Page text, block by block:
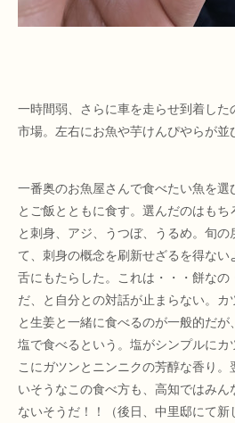
一時間弱、さらに車を走らせ到着し
市場。左右にお魚や芋けんぴやらが並
一番奥のお魚屋さんで食べたい魚を
とご飯とともに食す。選んだのはも
と刺身、アジ、うつぼ、うるめ。旬
て、刺身の概念を刷新せざるを得な
舌にもたらした。これは・・・餅な
だ、と自分との対話が止まらない。
と生姜と一緒に食べるのが一般的だ
塩で食べるという。塩がシンプルに
こにガツンとニンニクの芳醇な香り。
いそうなこの食べ方も、高知ではみ
ないそうだ！！（後日、中里邸にて